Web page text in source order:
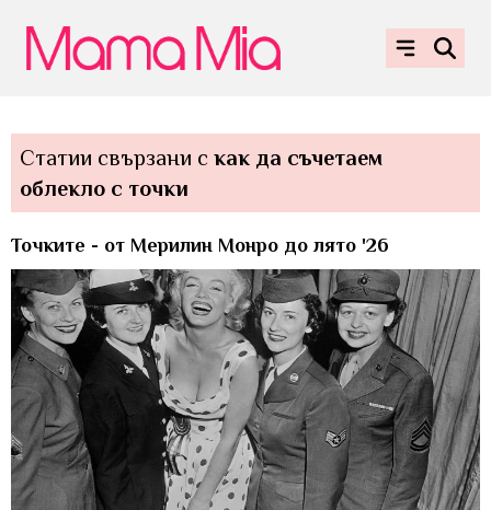
Статии свързани с как да съчетаем
облекло с точки
Точките - от Мерилин Монро до лято '26